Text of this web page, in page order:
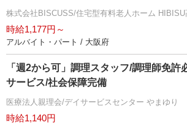
株式会社BISCUSS/住宅型有料老人ホーム HIBISU
時給1,177円～
アルバイト・パート / 大阪府
「週2から可」調理スタッフ/調理師免許
サービス/社会保障完備
医療法人親理会/デイサービスセンター やまゆり
時給1,140円